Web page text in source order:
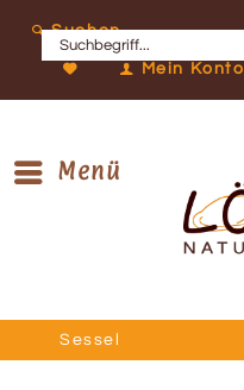
Suchen
Mein Konto
Menü
Sessel